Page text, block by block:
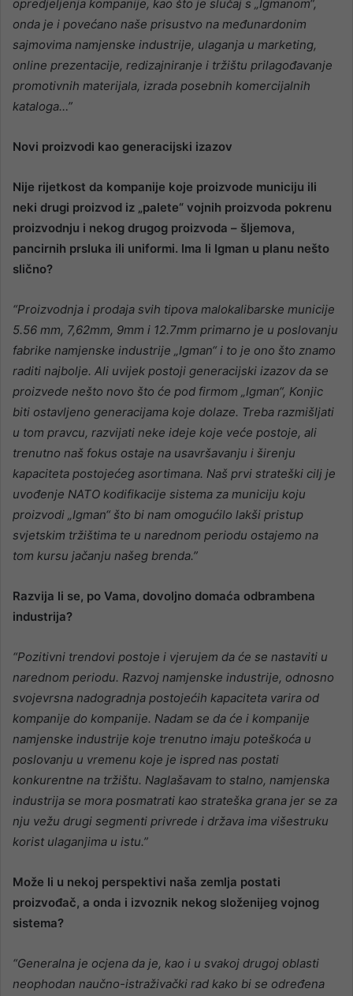
opredjeljenja kompanije, kao što je slučaj s „Igmanom“,
onda je i povećano naše prisustvo na međunardonim
sajmovima namjenske industrije, ulaganja u marketing,
online prezentacije, redizajniranje i tržištu prilagođavanje
promotivnih materijala, izrada posebnih komercijalnih
kataloga…”
Novi proizvodi kao generacijski izazov
Nije rijetkost da kompanije koje proizvode municiju ili
neki drugi proizvod iz „palete“ vojnih proizvoda pokrenu
proizvodnju i nekog drugog proizvoda – šljemova,
pancirnih prsluka ili uniformi. Ima li Igman u planu nešto
slično?
“Proizvodnja i prodaja svih tipova malokalibarske municije
5.56 mm, 7,62mm, 9mm i 12.7mm primarno je u poslovanju
fabrike namjenske industrije „Igman“ i to je ono što znamo
raditi najbolje. Ali uvijek postoji generacijski izazov da se
proizvede nešto novo što će pod firmom „Igman“, Konjic
biti ostavljeno generacijama koje dolaze. Treba razmišljati
u tom pravcu, razvijati neke ideje koje veće postoje, ali
trenutno naš fokus ostaje na usavršavanju i širenju
kapaciteta postojećeg asortimana. Naš prvi strateški cilj je
uvođenje NATO kodifikacije sistema za municiju koju
proizvodi „Igman“ što bi nam omogućilo lakši pristup
svjetskim tržištima te u narednom periodu ostajemo na
tom kursu jačanju našeg brenda.”
Razvija li se, po Vama, dovoljno domaća odbrambena
industrija?
“Pozitivni trendovi postoje i vjerujem da će se nastaviti u
narednom periodu. Razvoj namjenske industrije, odnosno
svojevrsna nadogradnja postojećih kapaciteta varira od
kompanije do kompanije. Nadam se da će i kompanije
namjenske industrije koje trenutno imaju poteškoća u
poslovanju u vremenu koje je ispred nas postati
konkurentne na tržištu. Naglašavam to stalno, namjenska
industrija se mora posmatrati kao strateška grana jer se za
nju vežu drugi segmenti privrede i država ima višestruku
korist ulaganjima u istu.”
Može li u nekoj perspektivi naša zemlja postati
proizvođač, a onda i izvoznik nekog složenijeg vojnog
sistema?
“Generalna je ocjena da je, kao i u svakoj drugoj oblasti
neophodan naučno-istraživački rad kako bi se određena